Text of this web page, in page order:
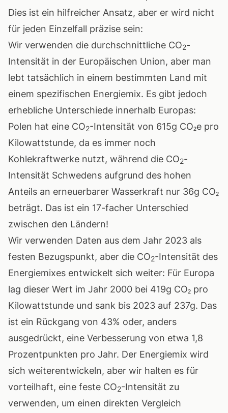
Dies ist ein hilfreicher Ansatz, aber er wird nicht
für jeden Einzelfall präzise sein:
Wir verwenden die durchschnittliche CO2-
Intensität in der Europäischen Union, aber man
lebt tatsächlich in einem bestimmten Land mit
einem spezifischen Energiemix. Es gibt jedoch
erhebliche Unterschiede innerhalb Europas:
Polen hat eine CO2-Intensität von 615g CO₂e pro
Kilowattstunde, da es immer noch
Kohlekraftwerke nutzt, während die CO2-
Intensität Schwedens aufgrund des hohen
Anteils an erneuerbarer Wasserkraft nur 36g CO₂
beträgt. Das ist ein 17-facher Unterschied
zwischen den Ländern!
Wir verwenden Daten aus dem Jahr 2023 als
festen Bezugspunkt, aber die CO2-Intensität des
Energiemixes entwickelt sich weiter: Für Europa
lag dieser Wert im Jahr 2000 bei 419g CO₂ pro
Kilowattstunde und sank bis 2023 auf 237g. Das
ist ein Rückgang von 43% oder, anders
ausgedrückt, eine Verbesserung von etwa 1,8
Prozentpunkten pro Jahr. Der Energiemix wird
sich weiterentwickeln, aber wir halten es für
vorteilhaft, eine feste CO2-Intensität zu
verwenden, um einen direkten Vergleich